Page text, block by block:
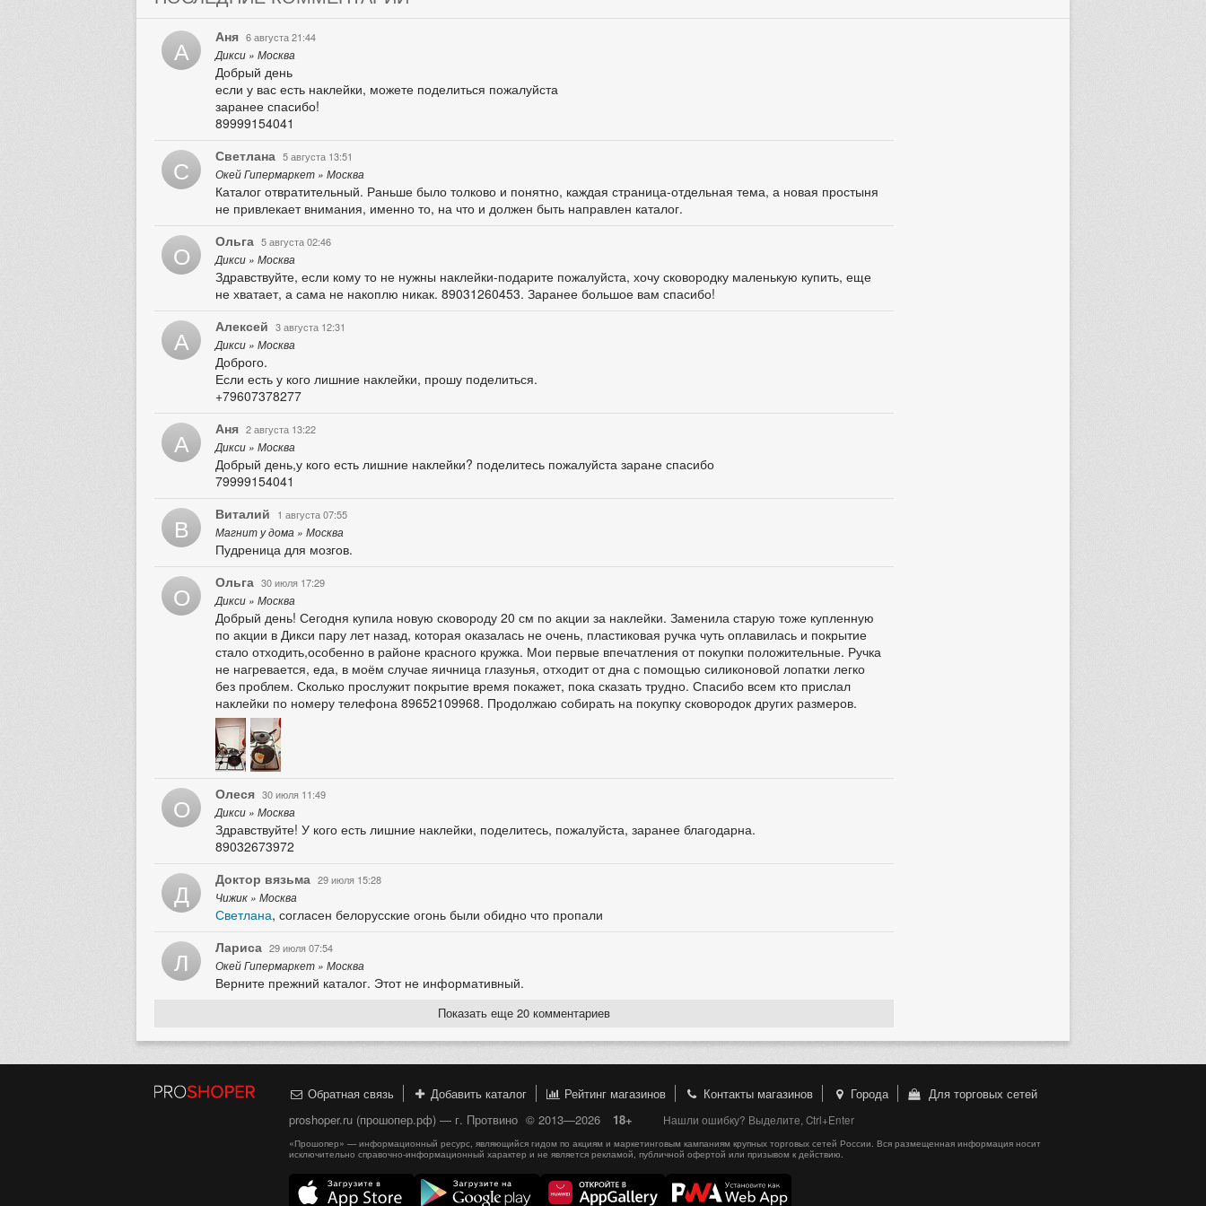
А Аня 6 августа 21:44
Дикси » Москва
Добрый день
если у вас есть наклейки, можете поделиться пожалуйста
заранее спасибо!
89999154041
С Светлана 5 августа 13:51
Окей Гипермаркет » Москва
Каталог отвратительный. Раньше было толково и понятно, каждая страница-отдельная тема, а новая простыня
не привлекает внимания, именно то, на что и должен быть направлен каталог.
О Ольга 5 августа 02:46
Дикси » Москва
Здравствуйте, если кому то не нужны наклейки-подарите пожалуйста, хочу сковородку маленькую купить, еще
не хватает, а сама не накоплю никак. 89031260453. Заранее большое вам спасибо!
А Алексей 3 августа 12:31
Дикси » Москва
Доброго.
Если есть у кого лишние наклейки, прошу поделиться.
+79607378277
А Аня 2 августа 13:22
Дикси » Москва
Добрый день,у кого есть лишние наклейки? поделитесь пожалуйста заране спасибо
79999154041
В Виталий
1 августа 07:55
Магнит у дома » Москва
Пудреница для мозгов.
О Ольга 30 июля 17:29
Дикси » Москва
Добрый день! Сегодня купила новую сковороду 20 см по акции за наклейки. Заменила старую тоже купленную
по акции в Дикси пару лет назад, которая оказалась не очень, пластиковая ручка чуть оплавилась и покрытие
стало отходить,особенно в районе красного кружка. Мои первые впечатления от покупки положительные. Ручка
не нагревается, еда, в моём случае яичница глазунья, отходит от дна с помощью силиконовой лопатки легко
без проблем. Сколько прослужит покрытие время покажет, пока сказать трудно. Спасибо всем кто прислал
наклейки по номеру телефона 89652109968. Продолжаю собирать на покупку сковородок других размеров.
О Олеся 30 июля 11:49
Дикси » Москва
Здравствуйте! У кого есть лишние наклейки, поделитесь, пожалуйста, заранее благодарна.
89032673972
Д Доктор вязьма 29 июля 15:28
Чижик » Москва
Светлана, согласен белорусские огонь были обидно что пропали
Л Лариса 29 июля 07:54
Окей Гипермаркет » Москва
Верните прежний каталог. Этот не информативный.
Показать еще 20 комментариев
Обратная связь Добавить каталог Рейтинг магазинов Контакты магазинов Города
Для торговых сетей
proshoper.ru (прошопер.рф) — г. Протвино © 2013—2026 18+ Нашли ошибку? Выделите, Ctrl+Enter
«Прошопер» — информационный ресурс, являющийся гидом по акциям и маркетинговым кампаниям крупных торговых сетей России. Вся размещенная информация носит
исключительно справочно-информационный характер и не является рекламой, публичной офертой или призывом к действию.